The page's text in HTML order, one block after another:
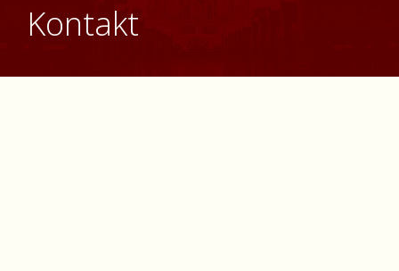
Kontakt